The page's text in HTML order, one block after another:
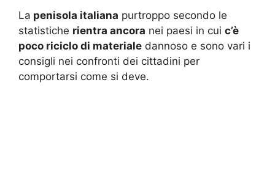
La penisola italiana purtroppo secondo le
statistiche rientra ancora nei paesi in cui c’è
poco riciclo di materiale dannoso e sono vari i
consigli nei confronti dei cittadini per
comportarsi come si deve.